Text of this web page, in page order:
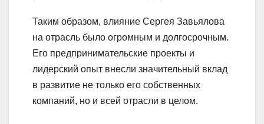
Таким образом, влияние Сергея Завьялова
на отрасль было огромным и долгосрочным.
Его предпринимательские проекты и
лидерский опыт внесли значительный вклад
в развитие не только его собственных
компаний, но и всей отрасли в целом.